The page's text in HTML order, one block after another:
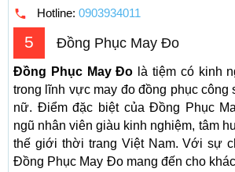
Hotline: 0903934011
5 Đồng Phục May Đo
Đồng Phục May Đo là tiệm có kinh
trong lĩnh vực may đo đồng phục công
nữ. Điểm đặc biệt của Đồng Phục
ngũ nhân viên giàu kinh nghiệm, tâm
thế giới thời trang Việt Nam. Với sự
Đồng Phục May Đo mang đến cho